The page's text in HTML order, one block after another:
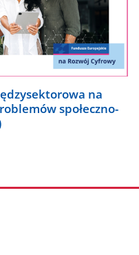
na
społeczno-